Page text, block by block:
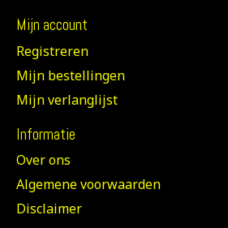
Mijn account
Registreren
Mijn bestellingen
Mijn verlanglijst
Informatie
Over ons
Algemene voorwaarden
Disclaimer